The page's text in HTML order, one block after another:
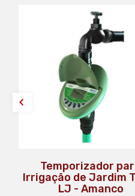
Temporizador
Irrigação de Jardim
LJ - Amanco
Fita Veda Rosca
Tigre